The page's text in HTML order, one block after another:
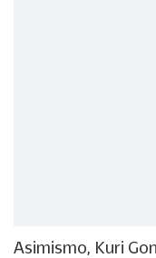
Asimismo, Kuri